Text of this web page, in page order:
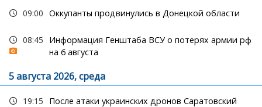
09:00 Оккупанты продвинулись в Донецкой области
08:45
Информация Генштаба ВСУ о потерях армии рф
на 6 августа
5 августа 2026, среда
19:15 После атаки украинских дронов Саратовский